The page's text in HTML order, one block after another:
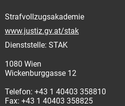
Strafvollzugsakademie
www.justiz.gv.at/stak
Dienststelle: STAK
1080 Wien
Wickenburggasse 12
Telefon: +43 1 40403 358810
Fax: +43 1 40403 358825